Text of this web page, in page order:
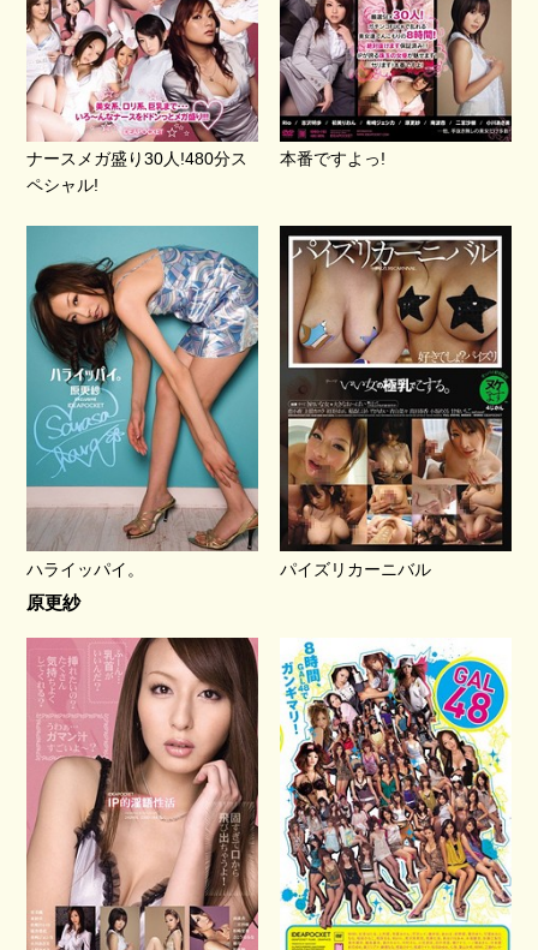
ナースメガ盛り30人!480分ス
ペシャル!
本番ですよっ!
ハライッパイ。
原更紗
パイズリカーニバル